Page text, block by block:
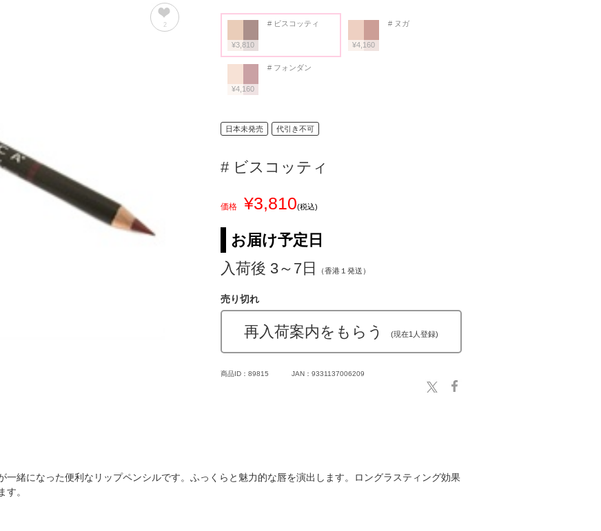
2
¥3,810
# ビスコッティ
¥4,160
# ヌガ
¥4,160
# フォンダン
日本未発売 代引き不可
# ビスコッティ
価格 ¥3,810(税込)
お届け予定日
入荷後 3～7日
（香港１発送）
売り切れ
再入荷案内をもらう (現在1人登録)
商品ID：89815 JAN：9331137006209
一緒になった便利なリップペンシルです。ふっくらと魅力的な唇を演出します。ロングラスティング効果
。